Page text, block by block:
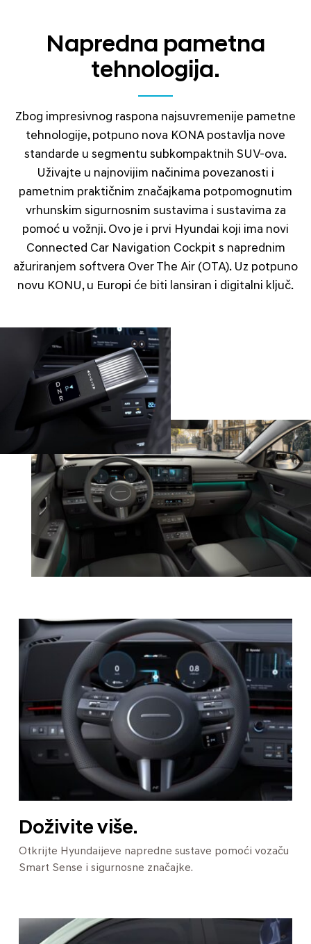
Napredna pametna
tehnologija.
Zbog impresivnog raspona najsuvremenije pametne
tehnologije, potpuno nova KONA postavlja nove
standarde u segmentu subkompaktnih SUV-ova.
Uživajte u najnovijim načinima povezanosti i
pametnim praktičnim značajkama potpomognutim
vrhunskim sigurnosnim sustavima i sustavima za
pomoć u vožnji. Ovo je i prvi Hyundai koji ima novi
Connected Car Navigation Cockpit s naprednim
ažuriranjem softvera Over The Air (OTA). Uz potpuno
novu KONU, u Europi će biti lansiran i digitalni ključ.
Doživite više.
Otkrijte Hyundaijeve napredne sustave pomoći vozaču
Smart Sense i sigurnosne značajke.